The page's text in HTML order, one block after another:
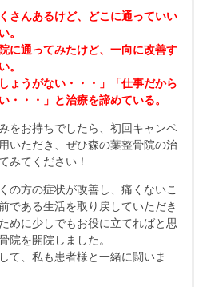
さんあるけど、どこに通っていい
。
に通ってみたけど、一向に改善す
。
ょうがない・・・」「仕事だから
・・・」と治療を諦めている。
をお持ちでしたら、初回キャンペ
いただき、ぜひ森の葉整骨院の治
みてください！
の方の症状が改善し、痛くないこ
である生活を取り戻していただき
めに少しでもお役に立てればと思
院を開院しました。
て、私も患者様と一緒に闘いま